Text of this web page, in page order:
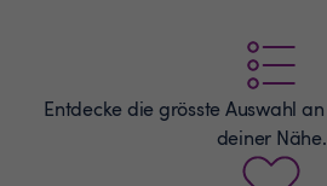
Entdecke die grösste Auswahl an
deiner Nähe.